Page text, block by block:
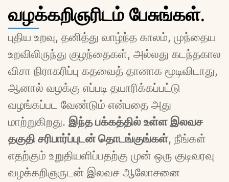
வழக்கறிஞரிடம் பேசுங்கள்.
புதிய உறவு, தனித்து வாழ்ந்த காலம், முந்தைய
உறவிலிருந்து குழந்தைகள், அல்லது கடந்தகால
விசா நிராகரிப்பு கதவைத் தானாக மூடிவிடாது,
ஆனால் வழக்கு எப்படி தயாரிக்கப்பட்டு
வழங்கப்பட வேண்டும் என்பதை அது
மாற்றுகிறது. இந்த பக்கத்தில் உள்ள இலவச
தகுதி சரிபார்ப்புடன் தொடங்குங்கள், நீங்கள்
எதற்கும் உறுதியளிப்பதற்கு முன் ஒரு குடிவரவு
வழக்கறிஞருடன் இலவச ஆலோசனை